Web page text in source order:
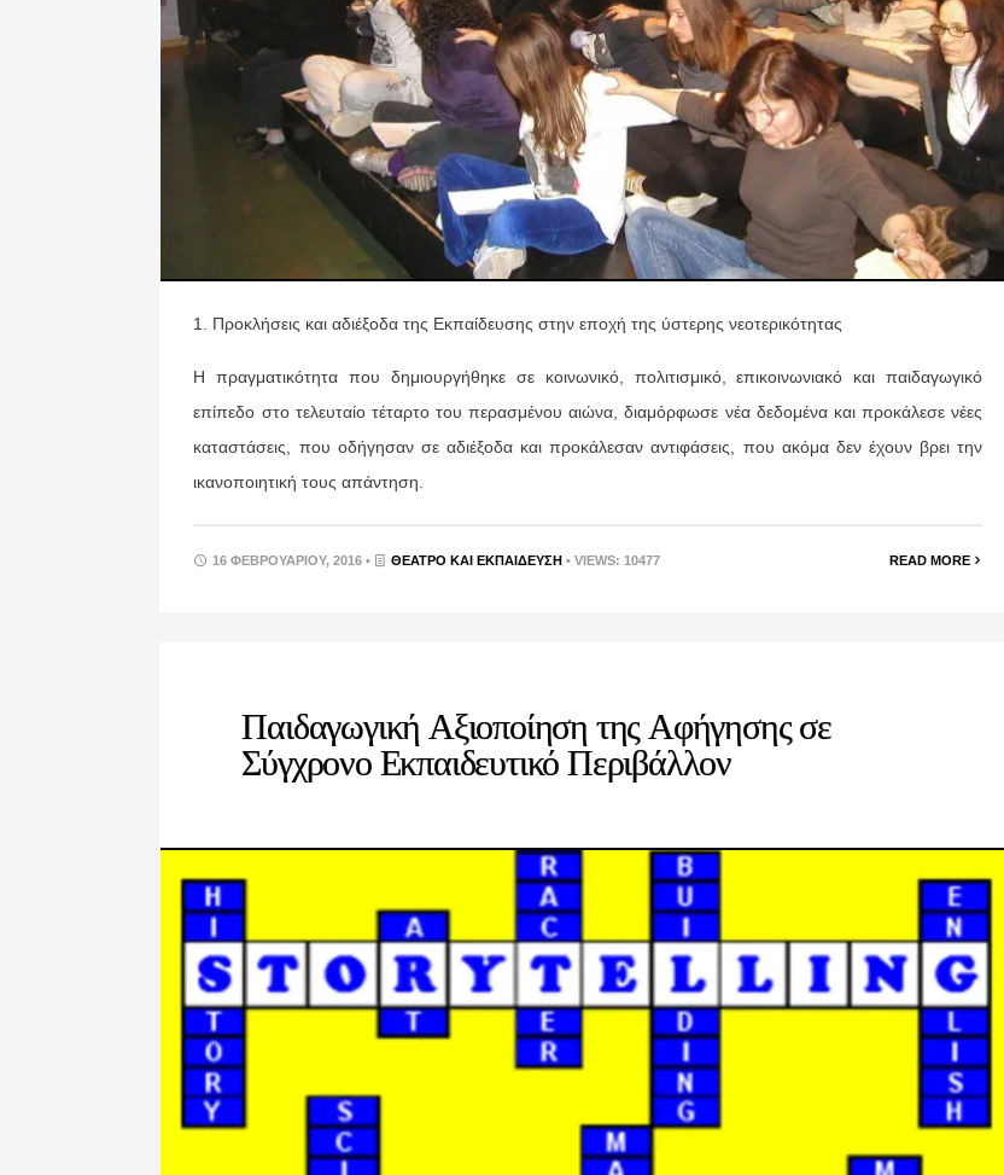
1. Προκλήσεις και αδιέξοδα της Εκπαίδευσης στην εποχή της ύστερης νεοτερικότητας
Η πραγματικότητα που δημιουργήθηκε σε κοινωνικό, πολιτισμικό, επικοινωνιακό και παιδαγωγικό
επίπεδο στο τελευταίο τέταρτο του περασμένου αιώνα, διαμόρφωσε νέα δεδομένα και προκάλεσε νέες
καταστάσεις, που οδήγησαν σε αδιέξοδα και προκάλεσαν αντιφάσεις, που ακόμα δεν έχουν βρει την
ικανοποιητική τους απάντηση.
16 ΦΕΒΡΟΥΑΡΊΟΥ, 2016 • ΘΈΑΤΡΟ ΚΑΙ ΕΚΠΑΊΔΕΥΣΗ • VIEWS: 10477 READ MORE
Παιδαγωγική Αξιοποίηση της Αφήγησης σε
Σύγχρονο Εκπαιδευτικό Περιβάλλον